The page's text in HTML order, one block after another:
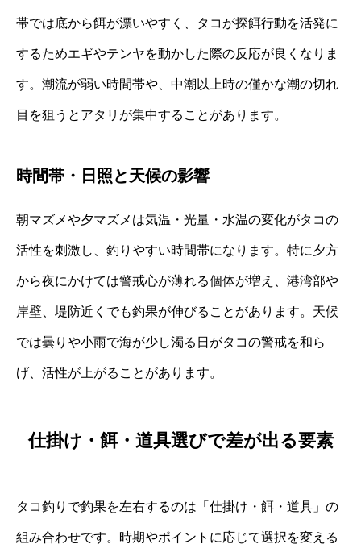
帯では底から餌が漂いやすく、タコが探餌行動を活発に
するためエギやテンヤを動かした際の反応が良くなりま
す。潮流が弱い時間帯や、中潮以上時の僅かな潮の切れ
目を狙うとアタリが集中することがあります。
時間帯・日照と天候の影響
朝マズメや夕マズメは気温・光量・水温の変化がタコの
活性を刺激し、釣りやすい時間帯になります。特に夕方
から夜にかけては警戒心が薄れる個体が増え、港湾部や
岸壁、堤防近くでも釣果が伸びることがあります。天候
では曇りや小雨で海が少し濁る日がタコの警戒を和ら
げ、活性が上がることがあります。
仕掛け・餌・道具選びで差が出る要素
タコ釣りで釣果を左右するのは「仕掛け・餌・道具」の
組み合わせです。時期やポイントに応じて選択を変える